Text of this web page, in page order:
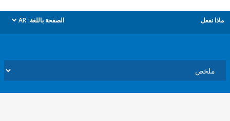
الصفحة باللغة: AR
dropdown